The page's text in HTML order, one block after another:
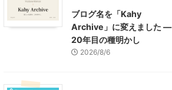
ブログ名を「Kahy
Archive」に変えました ―
20年目の種明かし
2026/8/6